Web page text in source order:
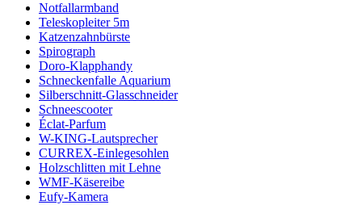
Notfallarmband
Teleskopleiter 5m
Katzenzahnbürste
Spirograph
Doro-Klapphandy
Schneckenfalle Aquarium
Silberschnitt-Glasschneider
Schneescooter
Éclat-Parfum
W-KING-Lautsprecher
CURREX-Einlegesohlen
Holzschlitten mit Lehne
WMF-Käsereibe
Eufy-Kamera